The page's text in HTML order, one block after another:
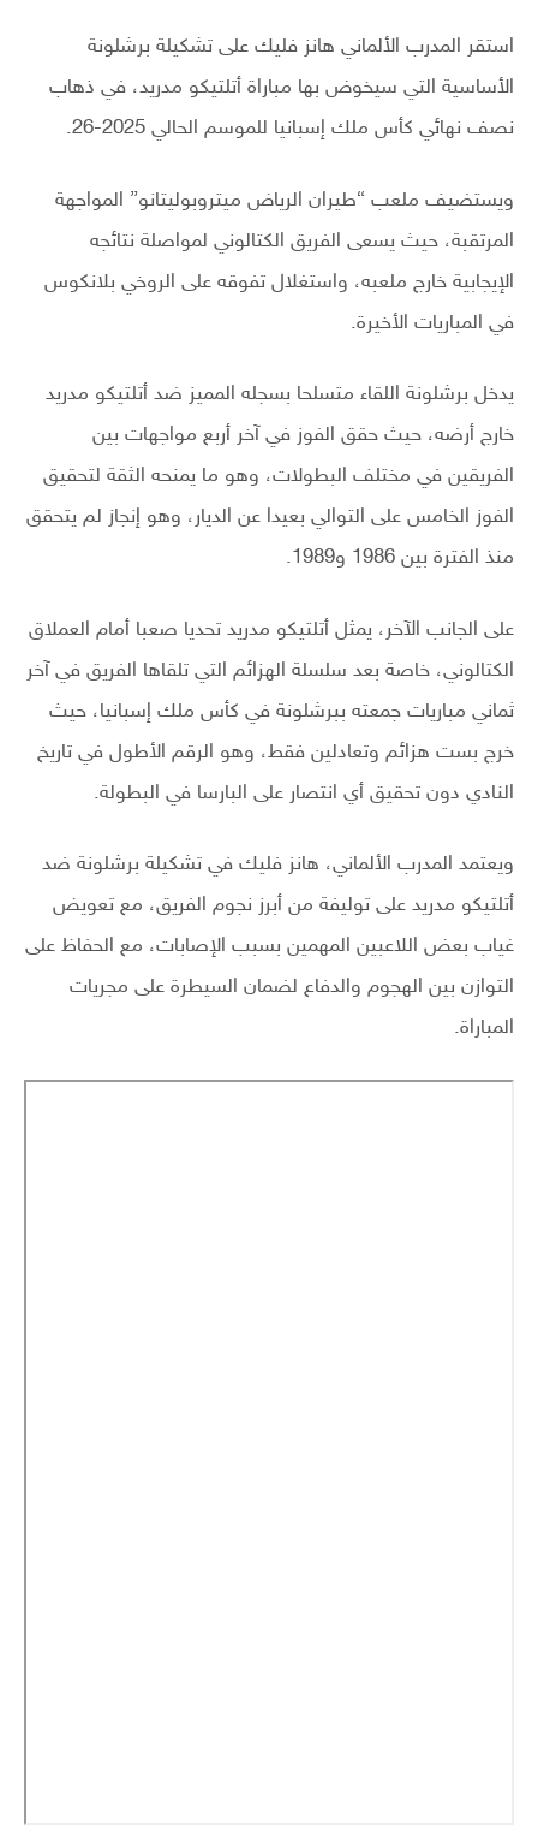
استقر المدرب الألماني هانز فليك على تشكيلة برشلونة
الأساسية التي سيخوض بها مباراة أتلتيكو مدريد، في ذهاب
نصف نهائي كأس ملك إسبانيا للموسم الحالي 2025-26.
ويستضيف ملعب “طيران الرياض ميتروبوليتانو” المواجهة
المرتقبة، حيث يسعى الفريق الكتالوني لمواصلة نتائجه
الإيجابية خارج ملعبه، واستغلال تفوقه على الروخي بلانكوس
في المباريات الأخيرة.
يدخل برشلونة اللقاء متسلحا بسجله المميز ضد أتلتيكو مدريد
خارج أرضه، حيث حقق الفوز في آخر أربع مواجهات بين
الفريقين في مختلف البطولات، وهو ما يمنحه الثقة لتحقيق
الفوز الخامس على التوالي بعيدا عن الديار، وهو إنجاز لم يتحقق
منذ الفترة بين 1986 و1989.
على الجانب الآخر، يمثل أتلتيكو مدريد تحديا صعبا أمام العملاق
الكتالوني، خاصة بعد سلسلة الهزائم التي تلقاها الفريق في آخر
ثماني مباريات جمعته ببرشلونة في كأس ملك إسبانيا، حيث
خرج بست هزائم وتعادلين فقط، وهو الرقم الأطول في تاريخ
النادي دون تحقيق أي انتصار على البارسا في البطولة.
ويعتمد المدرب الألماني، هانز فليك في تشكيلة برشلونة ضد
أتلتيكو مدريد على توليفة من أبرز نجوم الفريق، مع تعويض
غياب بعض اللاعبين المهمين بسبب الإصابات، مع الحفاظ على
التوازن بين الهجوم والدفاع لضمان السيطرة على مجريات
المباراة.